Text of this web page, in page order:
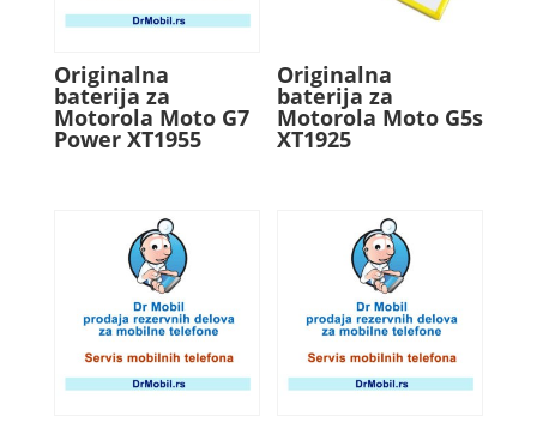
Originalna
baterija za
Motorola Moto G7
Power XT1955
Originalna
baterija za
Motorola Moto G5s
XT1925